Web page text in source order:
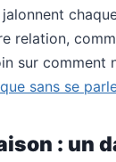
relation,
sur comment
sans se
: un